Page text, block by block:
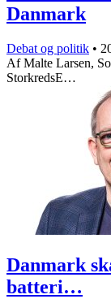
Danmark
Debat og politik •
Af Malte Larsen,
StorkredsE…
Danmark
batteri…